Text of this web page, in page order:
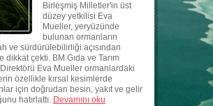
Birleşmiş Milletler'in üst
düzey yetkilisi Eva
Mueller, yeryüzünde
bulunan ormanların
ve sürdürülebilirliği açısından
dikkat çekti. BM Gıda ve Tarım
Eva Mueller ormanlardaki
özellikle kırsal kesimlerde
için doğrudan besin, yakıt ve gelir
hatırlattı. Devamını oku